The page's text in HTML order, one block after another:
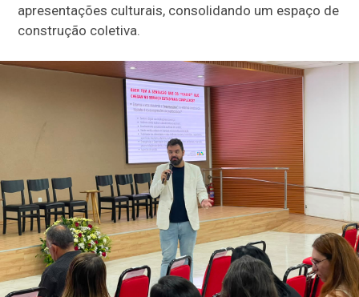
apresentações culturais, consolidando um espaço de
construção coletiva.